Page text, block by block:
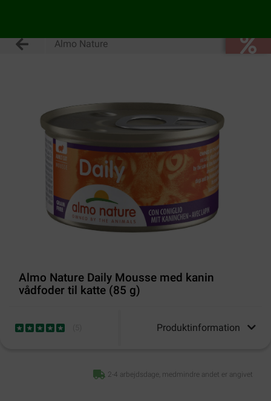
Almo Nature
Almo Nature Daily Mousse med kanin
vådfoder til katte (85 g)
Produktinformation
2-4 arbejdsdage, medmindre andet er angivet